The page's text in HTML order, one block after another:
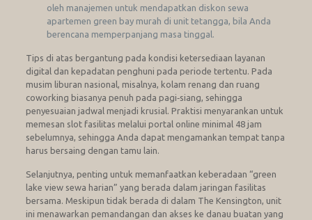
oleh manajemen untuk mendapatkan diskon sewa
apartemen green bay murah di unit tetangga, bila Anda
berencana memperpanjang masa tinggal.
Tips di atas bergantung pada kondisi ketersediaan layanan
digital dan kepadatan penghuni pada periode tertentu. Pada
musim liburan nasional, misalnya, kolam renang dan ruang
coworking biasanya penuh pada pagi‑siang, sehingga
penyesuaian jadwal menjadi krusial. Praktisi menyarankan untuk
memesan slot fasilitas melalui portal online minimal 48 jam
sebelumnya, sehingga Anda dapat mengamankan tempat tanpa
harus bersaing dengan tamu lain.
Selanjutnya, penting untuk memanfaatkan keberadaan “green
lake view sewa harian” yang berada dalam jaringan fasilitas
bersama. Meskipun tidak berada di dalam The Kensington, unit
ini menawarkan pemandangan dan akses ke danau buatan yang